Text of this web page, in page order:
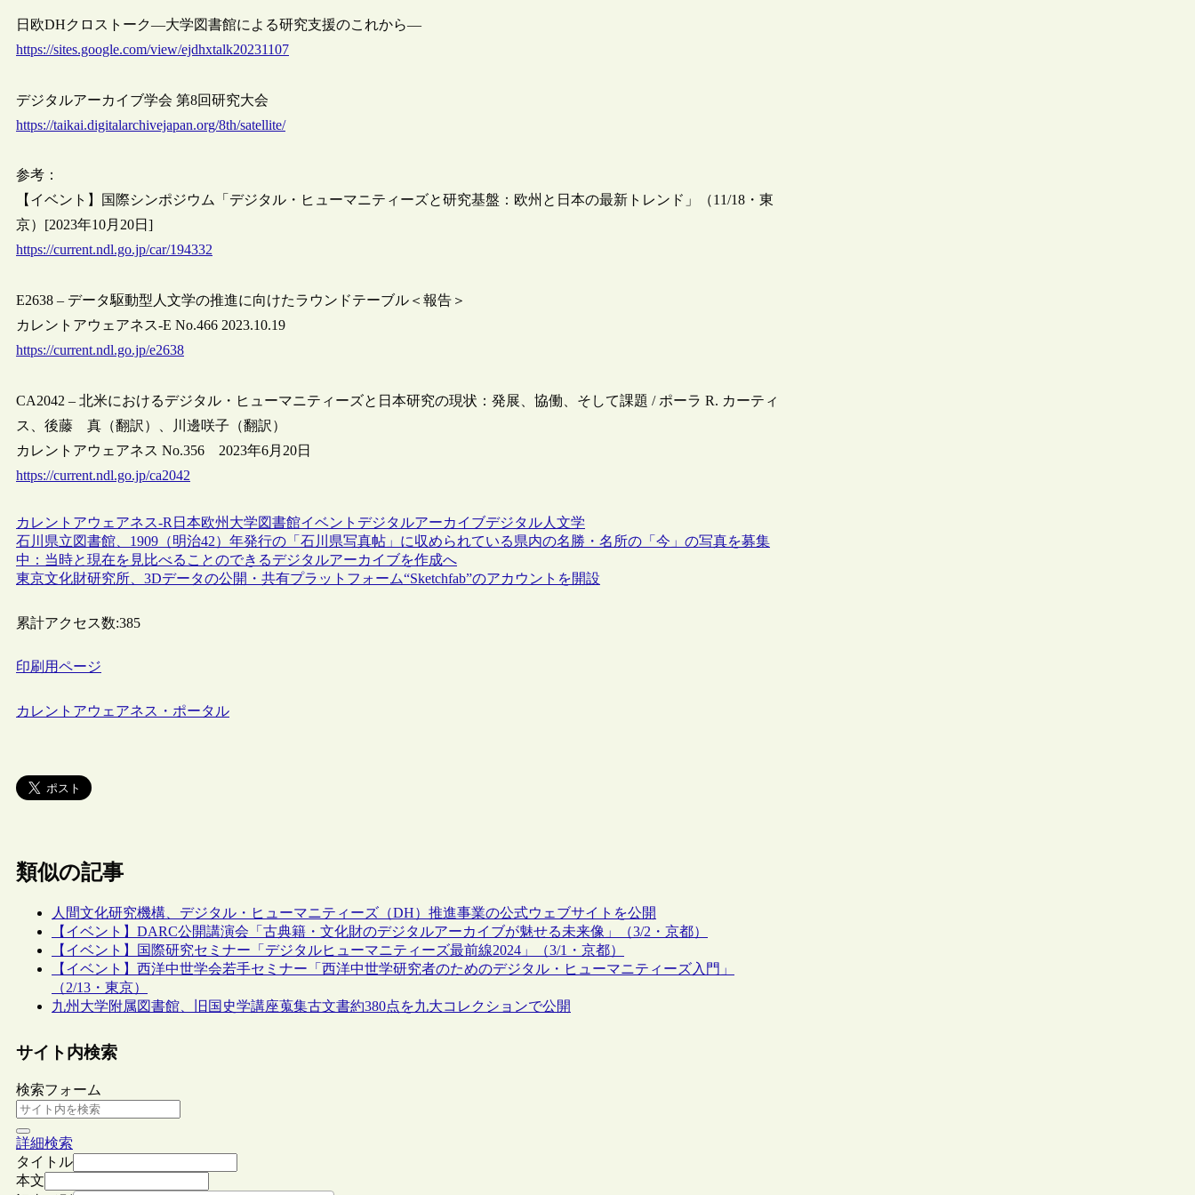
日欧DHクロストーク―大学図書館による研究支援のこれから―
https://sites.google.com/view/ejdhxtalk20231107
デジタルアーカイブ学会 第8回研究大会
https://taikai.digitalarchivejapan.org/8th/satellite/
参考：
【イベント】国際シンポジウム「デジタル・ヒューマニティーズと研究基盤：欧州と日本の最新トレンド」（11/18・東
京）[2023年10月20日]
https://current.ndl.go.jp/car/194332
E2638 – データ駆動型人文学の推進に向けたラウンドテーブル＜報告＞
カレントアウェアネス-E No.466 2023.10.19
https://current.ndl.go.jp/e2638
CA2042 – 北米におけるデジタル・ヒューマニティーズと日本研究の現状：発展、協働、そして課題 / ポーラ R. カーティ
ス、後藤 真（翻訳）、川邊咲子（翻訳）
カレントアウェアネス No.356 2023年6月20日
https://current.ndl.go.jp/ca2042
カレントアウェアネス-R 日本欧州 大学図書館イベント デジタルアーカイブデジタル人文学
石川県立図書館、1909（明治42）年発行の「石川県写真帖」に収められている県内の名勝・名所の「今」の写真を募集
中：当時と現在を見比べることのできるデジタルアーカイブを作成へ
東京文化財研究所、3Dデータの公開・共有プラットフォーム“Sketchfab”のアカウントを開設
累計アクセス数:385
印刷用ページ
カレントアウェアネス・ポータル
類似の記事
人間文化研究機構、デジタル・ヒューマニティーズ（DH）推進事業の公式ウェブサイトを公開
【イベント】DARC公開講演会「古典籍・文化財のデジタルアーカイブが魅せる未来像」（3/2・京都）
【イベント】国際研究セミナー「デジタルヒューマニティーズ最前線2024」（3/1・京都）
【イベント】西洋中世学会若手セミナー「西洋中世学研究者のためのデジタル・ヒューマニティーズ入門」
（2/13・東京）
九州大学附属図書館、旧国史学講座蒐集古文書約380点を九大コレクションで公開
サイト内検索
検索フォーム
詳細検索
タイトル
本文